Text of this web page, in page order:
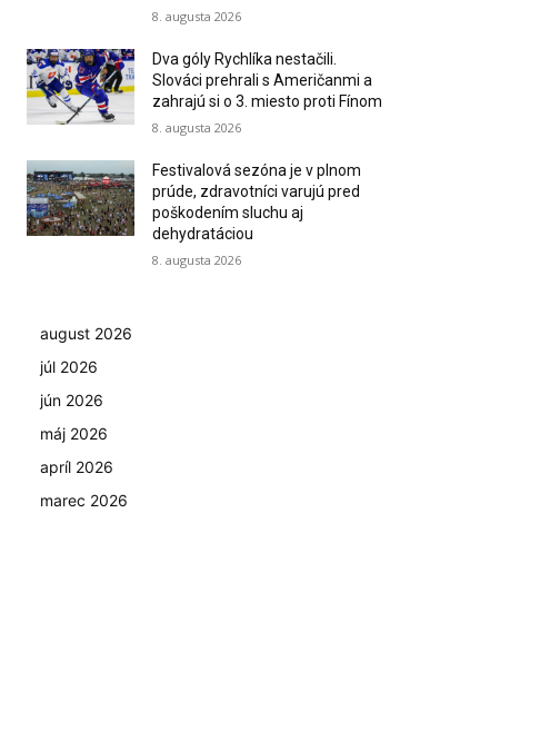
8. augusta 2026
Dva góly Rychlíka nestačili.
Slováci prehrali s Američanmi a
zahrajú si o 3. miesto proti Fínom
8. augusta 2026
Festivalová sezóna je v plnom
prúde, zdravotníci varujú pred
poškodením sluchu aj
dehydratáciou
8. augusta 2026
august 2026
júl 2026
jún 2026
máj 2026
apríl 2026
marec 2026